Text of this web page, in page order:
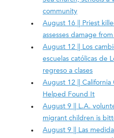
community
August 16 || Priest
assesses damage
August 12 || Los
escuelas católicas de
regreso a clases
August 12 || California
Helped Found It
August 9 || L.A.
migrant children is
August 9 || Las